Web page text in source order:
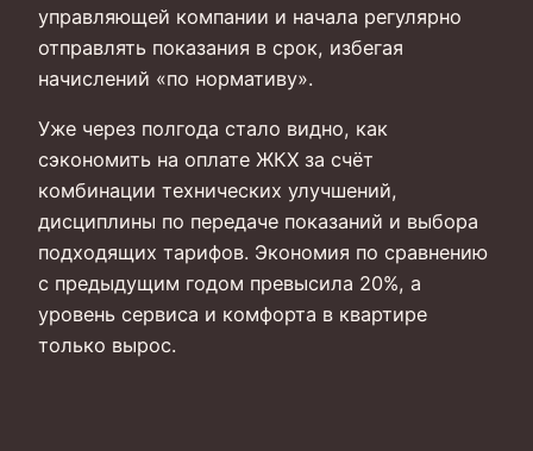
управляющей компании и начала регулярно
отправлять показания в срок, избегая
начислений «по нормативу».
Уже через полгода стало видно, как
сэкономить на оплате ЖКХ за счёт
комбинации технических улучшений,
дисциплины по передаче показаний и выбора
подходящих тарифов. Экономия по сравнению
с предыдущим годом превысила 20%, а
уровень сервиса и комфорта в квартире
только вырос.